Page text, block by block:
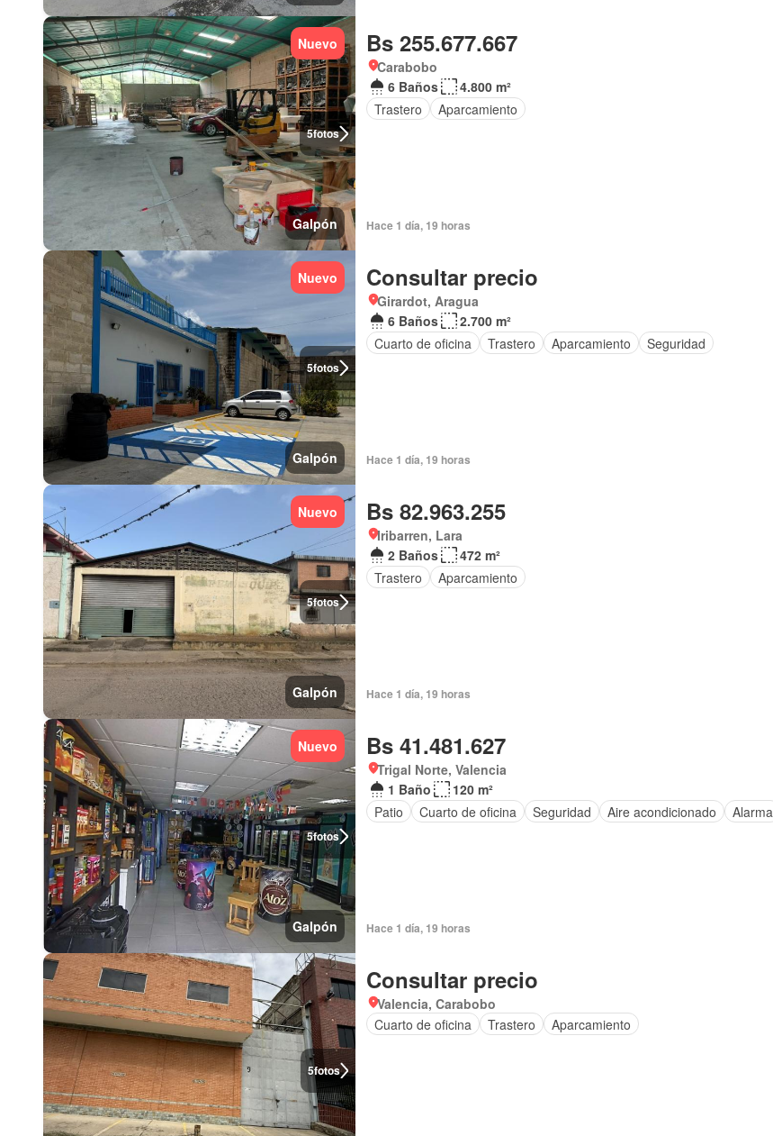
5fotos
Nuevo
Galpón
Bs 255.677.667
Carabobo
6 Baños
4.800 m²
Trastero
Aparcamiento
Hace 1 día, 19 horas
5fotos
Nuevo
Galpón
Consultar precio
Girardot, Aragua
6 Baños
2.700 m²
Cuarto de oficina
Trastero Aparcamiento Seguridad
Hace 1 día, 19 horas
5fotos
Nuevo
Galpón
Bs 82.963.255
Iribarren, Lara
2 Baños
472 m²
Trastero
Aparcamiento
Hace 1 día, 19 horas
5fotos
Nuevo
Galpón
Bs 41.481.627
Trigal Norte, Valencia
1 Baño
120 m²
Patio
Cuarto de oficina Seguridad Aire acondicionado Alarma
Hace 1 día, 19 horas
5fotos
Consultar precio
Valencia, Carabobo
Cuarto de oficina
Trastero Aparcamiento